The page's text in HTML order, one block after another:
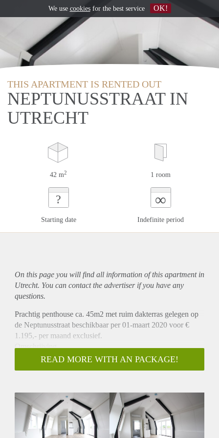
THIS APARTMENT IS RENTED OUT
NEPTUNUSSTRAAT IN
UTRECHT
42 m2 1 room
?
Starting date
∞
Indefinite period
On this page you will find all information of this apartmentin
Utrecht. You can contact the advertiser if you have any
questions.
Prachtig penthouse ca. 45m2 met ruim dakterras gelegen op
de Neptunusstraat beschikbaar per 01-maart 2020 voor €
1.195,- per maand exclusief.
Omschrijving
Deze prachtig nieuw gebouwde penthouse is gelegen op een
prachtige locatie in Utrecht. Het appartement heeft open
afzuigkap). Het appartement heeft een prachtig ruim
dakterras met uitzicht op de Dom. Het appartement is
voorzien van een keurige PVC vloer en wordt tevens
voorzien van luxaflex. Tevens heeft het appartement een
READ MORE WITH AN PACKAGE!
We use cookiesfor the best service OK!